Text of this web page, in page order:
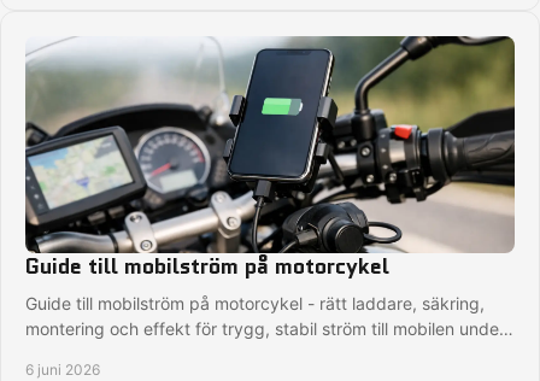
Guide till mobilström på motorcykel
Guide till mobilström på motorcykel - rätt laddare, säkring,
montering och effekt för trygg, stabil ström till mobilen under
6 juni 2026